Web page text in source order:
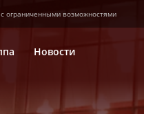
ограниченными возможностями
Новости